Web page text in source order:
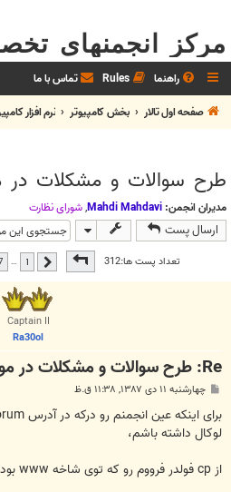
مرکز انجمنهای
راهنما Rules تماس با ما
صفحه اول تالار
بخش كامپيوتر نرم افزار
طرح سوالات و مشکلات در
مدیران انجمن: Mahdi Mahdavi
,شوراي نظارت
ارسال پست
تعداد پست ها:312صفحه19 از26 قبلی …
Captain II
Ra30ol
Re: طرح سوالات و مشکلات در مورد ساخت انجمن
پ
ت
چهارشنبه ۱۱ دی ۱۳۸۷, ۱۱:۳۸ ق.ظ
لوکال داشته باشم،
از cp فولدر فرووم رو که توی شاخه www بود،زیپ کرده و دان کردم.